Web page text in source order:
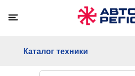
Каталог техники